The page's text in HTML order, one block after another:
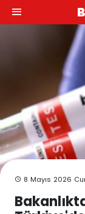
8 Mayıs 2026